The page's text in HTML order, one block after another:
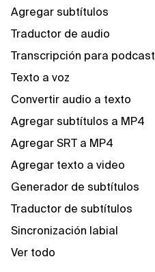
Agregar subtítulos
Traductor de audio
Transcripción para podcast
Texto a voz
Convertir audio a texto
Agregar subtítulos a MP4
Agregar SRT a MP4
Agregar texto a video
Generador de subtítulos
Traductor de subtítulos
Sincronización labial
Ver todo